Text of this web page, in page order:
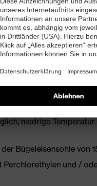
niedrige Temperatur
Bügeleisensohle von
und /